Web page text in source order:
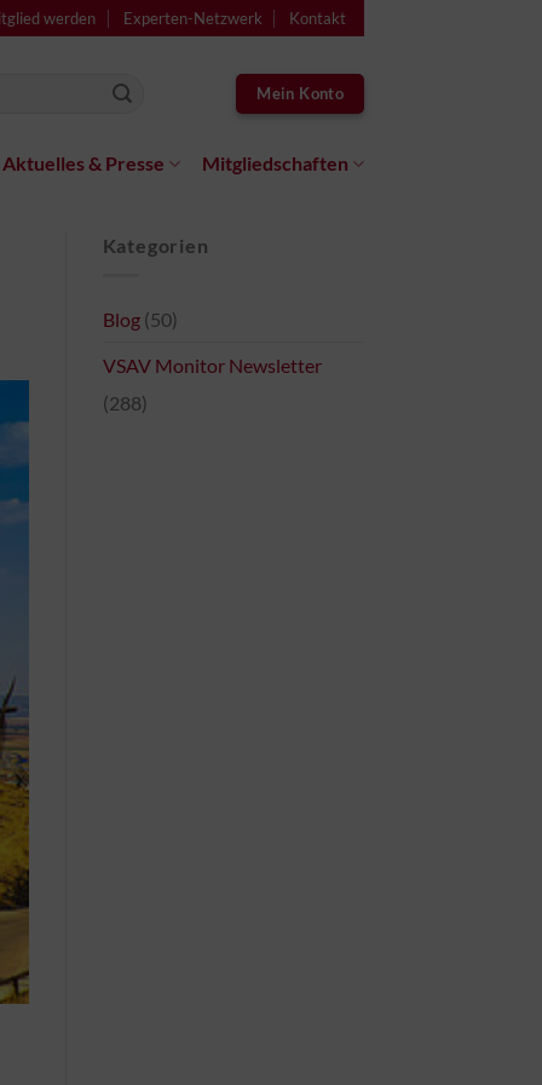
werden Experten-Netzwerk Kontakt
Mein Konto
Aktuelles & Presse Mitgliedschaften
Kategorien
Blog(50)
VSAV Monitor Newsletter
(288)